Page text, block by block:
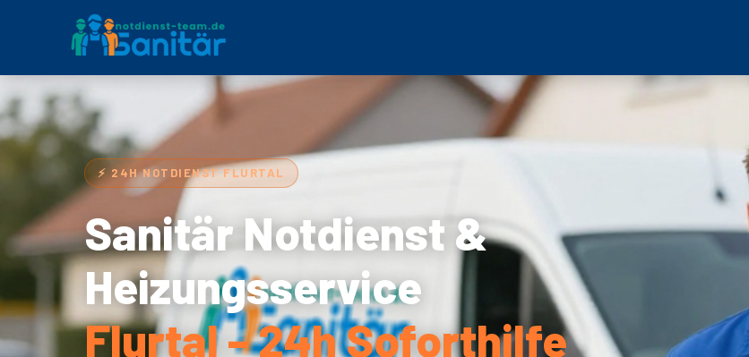
⚡ 24H NOTDIENST FLURTAL
Sanitär Notdienst &
Heizungsservice
Flurtal – 24h Soforthilfe